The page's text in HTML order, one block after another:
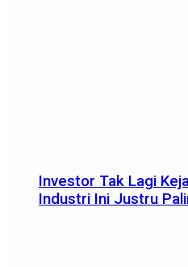
Investor Tak Lagi
Industri Ini Justru